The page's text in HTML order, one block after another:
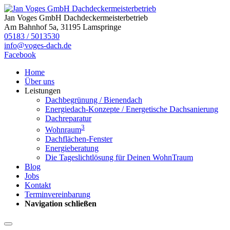
Jan Voges GmbH Dachdeckermeisterbetrieb
Am Bahnhof 5a, 31195 Lamspringe
05183 / 5013530
info@voges-dach.de
Facebook
Home
Über uns
Leistungen
Dachbegrünung / Bienendach
Energiedach-Konzepte / Energetische Dachsanierung
Dachreparatur
Wohnraum3
Dachflächen-Fenster
Energieberatung
Die Tageslichtlösung für Deinen WohnTraum
Blog
Jobs
Kontakt
Terminvereinbarung
Navigation schließen